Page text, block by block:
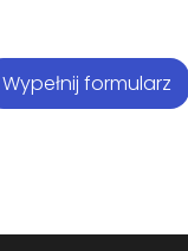
Wypełnij formularz